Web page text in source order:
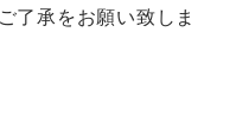
了承をお願い致しま